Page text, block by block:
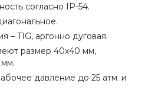
согласно IP-54.
– TIG, аргонно дуговая.
размер 40х40 мм,
мм.
давление до 25 атм. и